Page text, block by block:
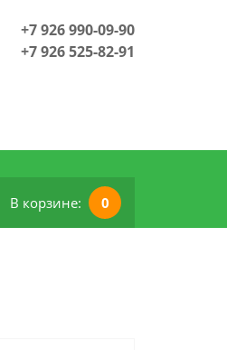
+7 926 990-09-90
+7 926 525-82-91
В корзине: 0